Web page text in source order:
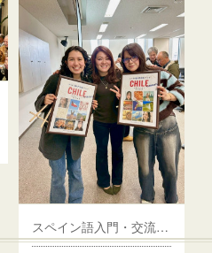
スペイン語入門・交流イベント